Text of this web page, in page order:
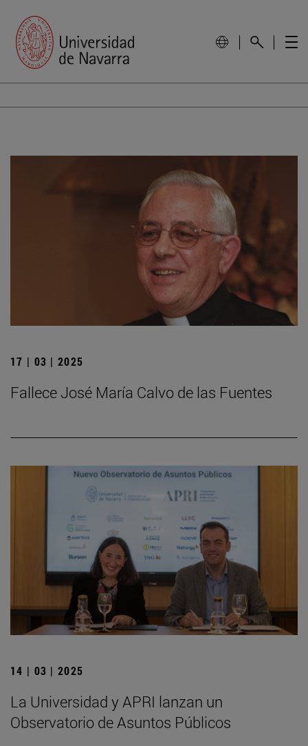
17 | 03 | 2025
Fallece José María Calvo de las Fuentes
14 | 03 | 2025
La Universidad y APRI lanzan un
Observatorio de Asuntos Públicos